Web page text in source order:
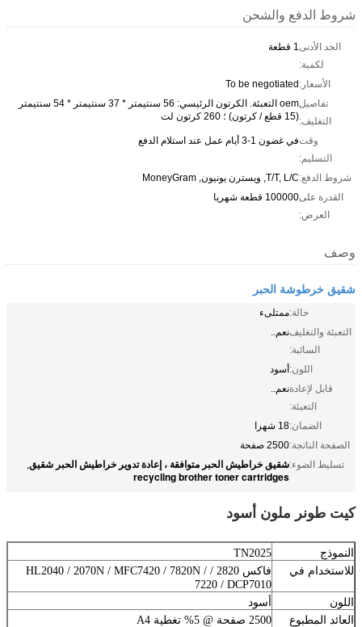
شروط الدفع والشحن
الحد الأدنى
لكمية:
1 قطعة
الأسعار:To be negotiated
تفاصيل
التغليف:
oem التعبئة. الكرتون الرئيسي: 56 سنتيمتر * 37 سنتيمتر * 54 سنتيمتر
(15 قطع / كرتون) ؛ 260 كرتون لت
وقت
التسليم:
في غضون 1-3 أيام عمل عند استلام الدفع
شروط الدفع:T/T, L/C, ويسترن يونيون, MoneyGram
القدرة على
العرض:
100000 قطعة شهريا
وصف
شقيق خرطوشة الحبر
حالة:ممتلىء
التعبئة والتغليف
السائبة:
نعم..
اللون:أسود
قابل لإعادة
التعبئة:
نعم..
الضمان:18 شهرا
الصفحة الناتجة:2500 صفحة
تسليط الضوء:شقيق خراطيش الحبر متوافقة ، إعادة تدوير خراطيش الحبر شقيق,
recycling brother toner cartridges
كيت طونر ملون أسود
النموذج
TN2025
للاستخدام في
فاكس 2820 / HL2040 / 2070N / MFC7420 / 7820N /
7220 / DCP7010
اللون
أسود
العائد المطبوع
2500 صفحة @ 5% تغطية A4